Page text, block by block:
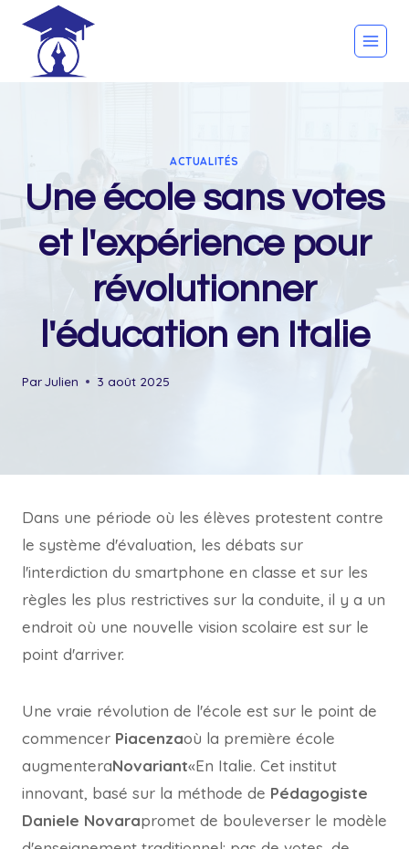
content
ACTUALITÉS
Une école sans votes
et l'expérience pour
révolutionner
l'éducation en Italie
ParJulien 3 août 2025
Dans une période où les élèves protestent contre
le système d'évaluation, les débats sur
l'interdiction du smartphone en classe et sur les
règles les plus restrictives sur la conduite, il y a un
endroit où une nouvelle vision scolaire est sur le
point d'arriver.
Une vraie révolution de l'école est sur le point de
commencer Piacenzaoù la première école
augmenteraNovariant«En Italie. Cet institut
innovant, basé sur la méthode de Pédagogiste
Daniele Novarapromet de bouleverser le modèle